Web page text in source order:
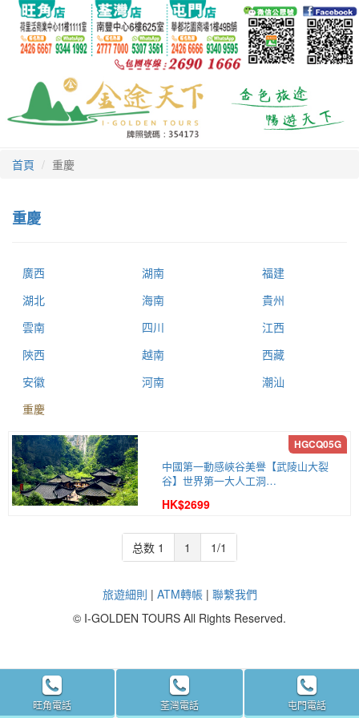
首頁 重慶
重慶
廣西 湖南
福建
湖北
海南
貴州
雲南
四川
江西
陝西
越南
西藏
安徽
河南
潮汕
重慶
中國第一動感峽谷美譽【武陵山大裂
谷】世界第一大人工洞…
HK$2699
总数 1 1 1/1
旅遊細則 | ATM轉帳| 聯繫我們
© I-GOLDEN TOURS All Rights Reserved.
旺角電話 荃灣電話 屯門電話